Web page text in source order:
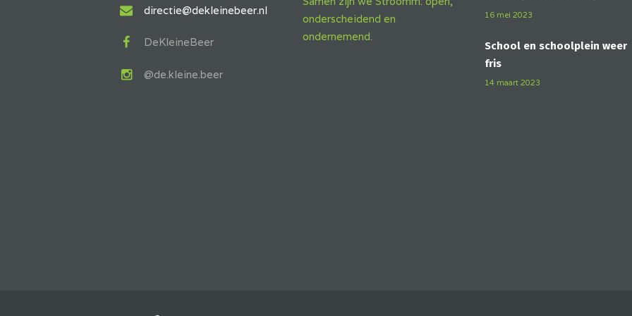
directie@dekleinebeer.nl
DeKleineBeer
@de.kleine.beer
onderscheidend en
ondernemend.
16 mei 2023
School en schoolplein weer
fris
14 maart 2023